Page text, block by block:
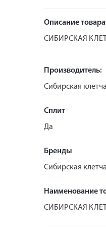
Описание товара
СИБИРСКАЯ
Производитель:
Сибирская
Сплит
Да
Бренды
Сибирская
Наименование
СИБИРСКАЯ